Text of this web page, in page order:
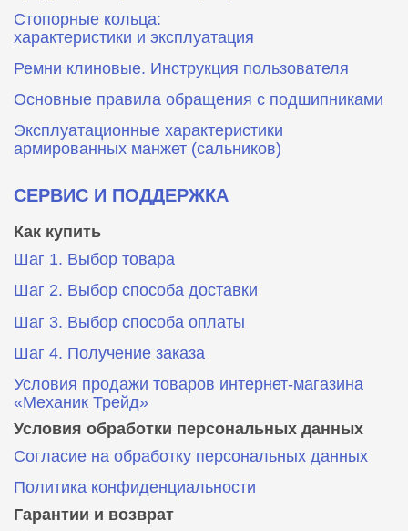
Стопорные кольца:
характеристики и эксплуатация
Ремни клиновые. Инструкция пользователя
Основные правила обращения с подшипниками
Эксплуатационные характеристики
армированных манжет (сальников)
СЕРВИС И ПОДДЕРЖКА
Как купить
Шаг 1. Выбор товара
Шаг 2. Выбор способа доставки
Шаг 3. Выбор способа оплаты
Шаг 4. Получение заказа
Условия продажи товаров интернет-магазина
«Механик Трейд»
Условия обработки персональных данных
Согласие на обработку персональных данных
Политика конфиденциальности
Гарантии и возврат